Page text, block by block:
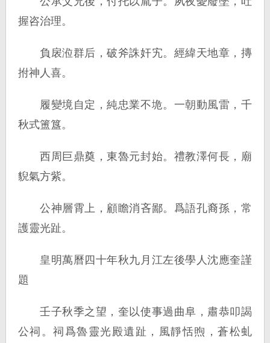
握咨治理。
負扆涖群后，破斧誅奸宄。經緯天地章，摶
拊神人喜。
履變境自定，純忠業不垝。一朝動風雷，千
秋式簠簋。
西周巨鼎奠，東魯元封始。禮教澤何長，廟
貎氣方紫。
公神層霄上，顧瞻消吝鄙。爲語孔裔孫，常
護靈光趾。
皇明萬曆四十年秋九月江左後學人沈應奎謹
題
壬子秋季之望，奎以使事過曲阜，肅恭叩謁
公祠。祠爲魯靈光殿遺趾，風靜恬煦，蒼松虬